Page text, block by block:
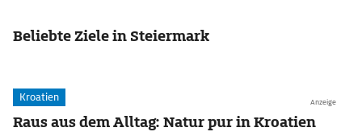
Beliebte Ziele in Steiermark
Anzeige
Kroatien
Raus aus dem Alltag: Natur pur in Kroatien